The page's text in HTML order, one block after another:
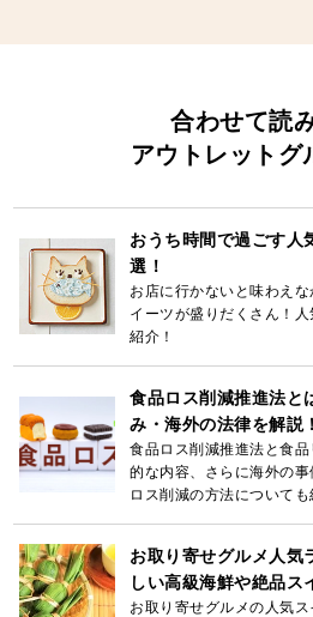
合わせて読
アウトレットグ
おうち時間で過ごす人
選！
お店に行かないと味わえ
イーツが盛りだくさん！
紹介！
食品ロス削減推進法と
み・海外の法律を解説！
食品ロス削減推進法と食
的な内容、さらに海外の
ロス削減の方法についても
お取り寄せグルメ人気
しい高級海鮮や絶品ス
お取り寄せグルメの人気